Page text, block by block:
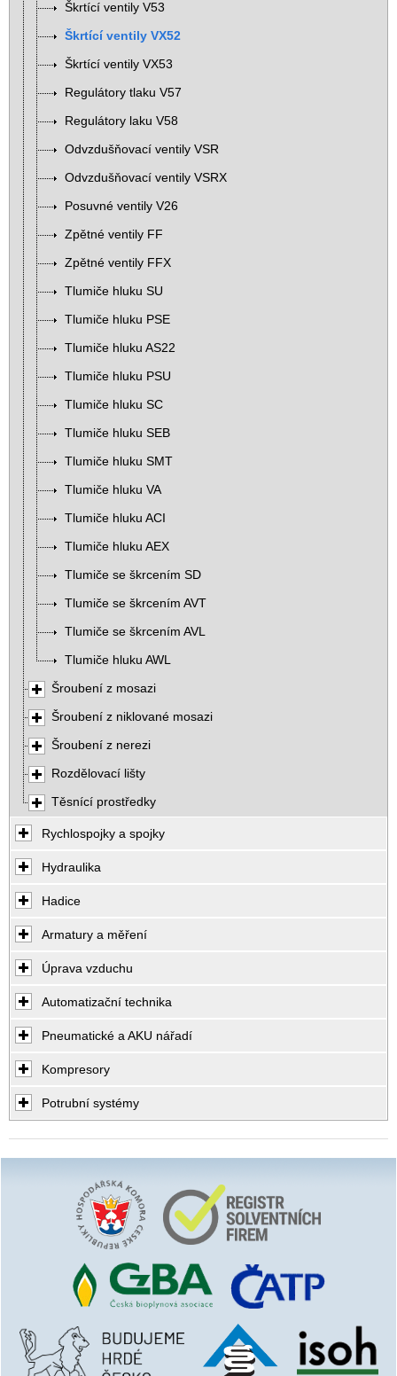
Škrtící ventily V53
Škrtící ventily VX52
Škrtící ventily VX53
Regulátory tlaku V57
Regulátory laku V58
Odvzdušňovací ventily VSR
Odvzdušňovací ventily VSRX
Posuvné ventily V26
Zpětné ventily FF
Zpětné ventily FFX
Tlumiče hluku SU
Tlumiče hluku PSE
Tlumiče hluku AS22
Tlumiče hluku PSU
Tlumiče hluku SC
Tlumiče hluku SEB
Tlumiče hluku SMT
Tlumiče hluku VA
Tlumiče hluku ACI
Tlumiče hluku AEX
Tlumiče se škrcením SD
Tlumiče se škrcením AVT
Tlumiče se škrcením AVL
Tlumiče hluku AWL
Šroubení z mosazi
Šroubení z niklované mosazi
Šroubení z nerezi
Rozdělovací lišty
Těsnící prostředky
Rychlospojky a spojky
Hydraulika
Hadice
Armatury a měření
Úprava vzduchu
Automatizační technika
Pneumatické a AKU nářadí
Kompresory
Potrubní systémy